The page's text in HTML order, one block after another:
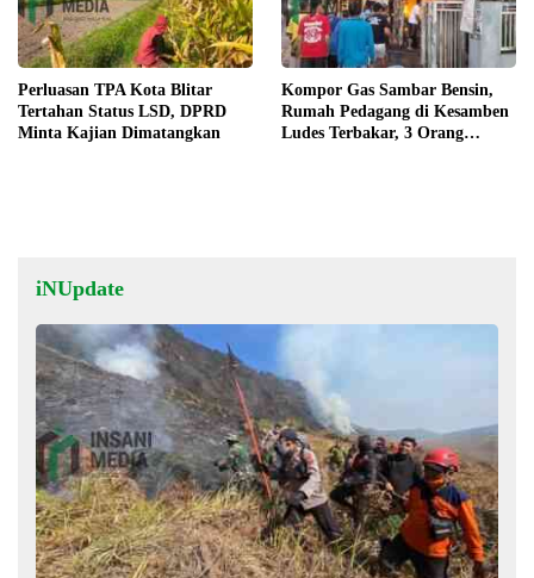
Perluasan TPA Kota Blitar
Tertahan Status LSD, DPRD
Minta Kajian Dimatangkan
Kompor Gas Sambar Bensin,
Rumah Pedagang di Kesamben
Ludes Terbakar, 3 Orang
iNUpdate